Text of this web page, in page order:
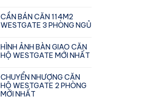
CẦN BÁN CĂN 114M2
WESTGATE 3 PHÒNG NGỦ
HÌNH ẢNH BÀN GIAO CĂN
HỘ WESTGATE MỚI NHẤT
CHUYỂN NHƯỢNG CĂN
HỘ WESTGATE 2 PHÒNG
MỚI NHẤT